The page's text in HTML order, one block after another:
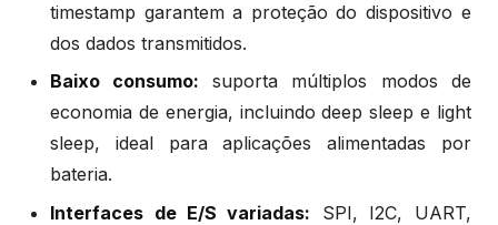
timestamp garantem a proteção do dispositivo e
dos dados transmitidos.
Baixo consumo: suporta múltiplos modos de
economia de energia, incluindo deep sleep e light
sleep, ideal para aplicações alimentadas por
bateria.
Interfaces de E/S variadas: SPI, I2C, UART,